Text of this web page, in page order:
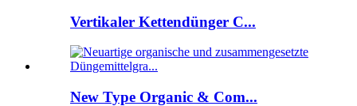
Vertikaler Kettendünger C...
New Type Organic & Com...